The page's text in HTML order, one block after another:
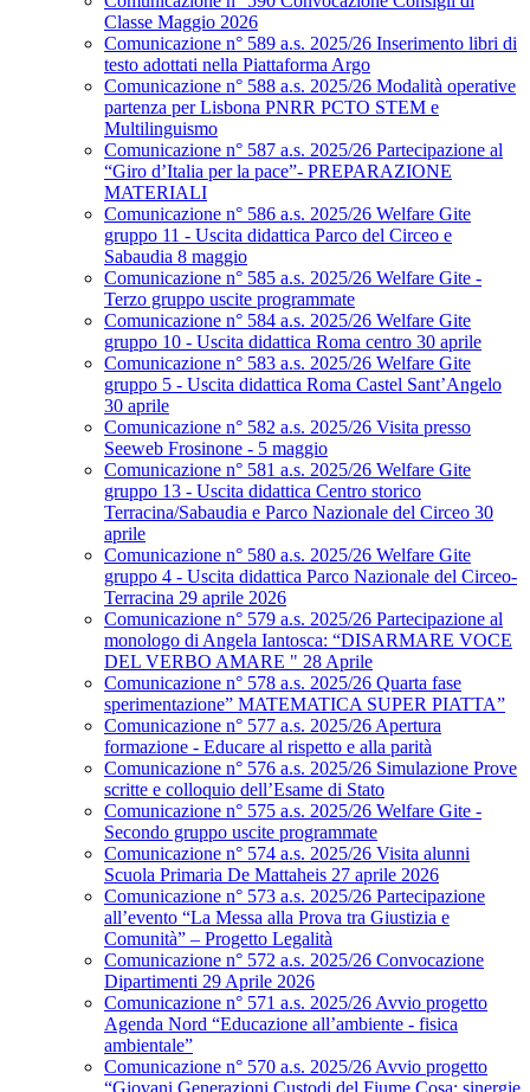
Classe Maggio 2026
Comunicazione n° 589 a.s. 2025/26 Inserimento libri di
testo adottati nella Piattaforma Argo
Comunicazione n° 588 a.s. 2025/26 Modalità operative
partenza per Lisbona PNRR PCTO STEM e
Multilinguismo
Comunicazione n° 587 a.s. 2025/26 Partecipazione al
“Giro d’Italia per la pace”- PREPARAZIONE
MATERIALI
Comunicazione n° 586 a.s. 2025/26 Welfare Gite
gruppo 11 - Uscita didattica Parco del Circeo e
Sabaudia 8 maggio
Comunicazione n° 585 a.s. 2025/26 Welfare Gite -
Terzo gruppo uscite programmate
Comunicazione n° 584 a.s. 2025/26 Welfare Gite
gruppo 10 - Uscita didattica Roma centro 30 aprile
Comunicazione n° 583 a.s. 2025/26 Welfare Gite
gruppo 5 - Uscita didattica Roma Castel Sant’Angelo
30 aprile
Comunicazione n° 582 a.s. 2025/26 Visita presso
Seeweb Frosinone - 5 maggio
Comunicazione n° 581 a.s. 2025/26 Welfare Gite
gruppo 13 - Uscita didattica Centro storico
Terracina/Sabaudia e Parco Nazionale del Circeo 30
aprile
Comunicazione n° 580 a.s. 2025/26 Welfare Gite
gruppo 4 - Uscita didattica Parco Nazionale del Circeo-
Terracina 29 aprile 2026
Comunicazione n° 579 a.s. 2025/26 Partecipazione al
monologo di Angela Iantosca: “DISARMARE VOCE
DEL VERBO AMARE " 28 Aprile
Comunicazione n° 578 a.s. 2025/26 Quarta fase
sperimentazione” MATEMATICA SUPER PIATTA”
Comunicazione n° 577 a.s. 2025/26 Apertura
formazione - Educare al rispetto e alla parità
Comunicazione n° 576 a.s. 2025/26 Simulazione Prove
scritte e colloquio dell’Esame di Stato
Comunicazione n° 575 a.s. 2025/26 Welfare Gite -
Secondo gruppo uscite programmate
Comunicazione n° 574 a.s. 2025/26 Visita alunni
Scuola Primaria De Mattaheis 27 aprile 2026
Comunicazione n° 573 a.s. 2025/26 Partecipazione
all’evento “La Messa alla Prova tra Giustizia e
Comunità” – Progetto Legalità
Comunicazione n° 572 a.s. 2025/26 Convocazione
Dipartimenti 29 Aprile 2026
Comunicazione n° 571 a.s. 2025/26 Avvio progetto
Agenda Nord “Educazione all’ambiente - fisica
ambientale”
Comunicazione n° 570 a.s. 2025/26 Avvio progetto